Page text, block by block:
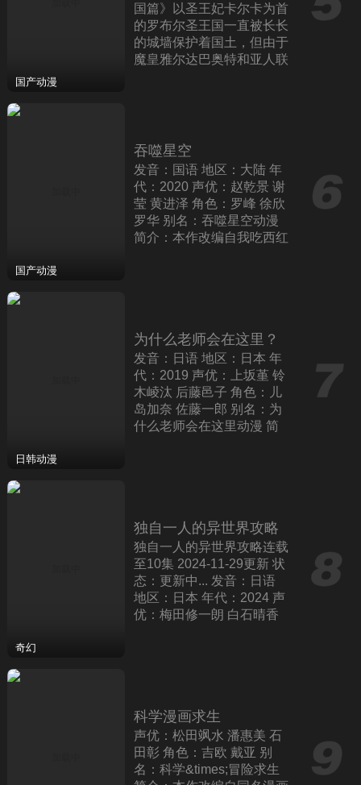
国产动漫
国篇》以圣王妃卡尔卡为首
的罗布尔圣王国一直被长长
的城墙保护着国土，但由于
魔皇雅尔达巴奥特和亚人联
国产动漫
吞噬星空
发音：国语 地区：大陆 年
代：2020 声优：赵乾景 谢
莹 黄进泽 角色：罗峰 徐欣
罗华 别名：吞噬星空动漫
简介：本作改编自我吃西红
日韩动漫
为什么老师会在这里？
发音：日语 地区：日本 年
代：2019 声优：上坂堇 铃
木崚汰 后藤邑子 角色：儿
岛加奈 佐藤一郎 别名：为
什么老师会在这里动漫 简
奇幻
独自一人的异世界攻略
独自一人的异世界攻略连载
至10集 2024-11-29更新 状
态：更新中... 发音：日语
地区：日本 年代：2024 声
优：梅田修一朗 白石晴香
科学漫画求生
声优：松田飒水 潘惠美 石
田彰 角色：吉欧 戴亚 别
名：科学&times;冒险求生